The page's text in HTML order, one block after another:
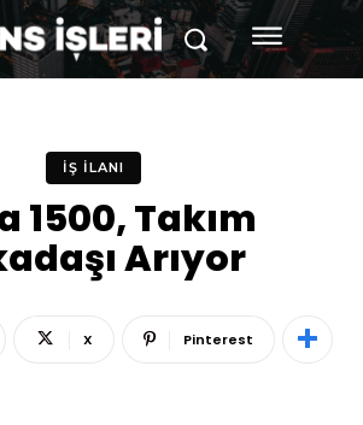
İŞ İLANI
1500, Takım
Arıyor
X Pinterest